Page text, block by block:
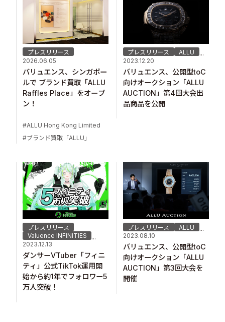
プレスリリース
2026.06.05
バリュエンス、シンガポー
ルで ブランド買取「ALLU
Raffles Place」をオープ
ン！
ALLU Hong Kong Limited
ブランド買取「ALLU」
プレスリリース ALLU
...
2023.12.20
バリュエンス、公開型toC
向けオークション「ALLU
AUCTION」第4回大会出
品商品を公開
プレスリリース
Valuence INFINITIES
...
2023.12.13
ダンサーVTuber「フィニ
ティ」公式TikTok運用開
始から約1年でフォロワー5
万人突破！
プレスリリース ALLU
...
2023.08.10
バリュエンス、公開型toC
向けオークション「ALLU
AUCTION」第3回大会を
開催